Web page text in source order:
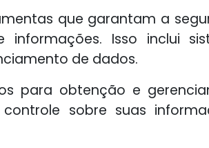
que garantam a
Isso inclui
de dados.
para obtenção e
sobre suas